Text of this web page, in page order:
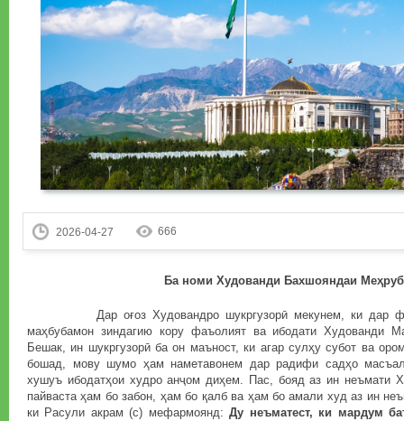
2026-04-27 666
Ба номи Худованди Бахшояндаи Меҳ
Дар оғоз Худовандро шукргузорӣ мекунем, ки дар
маҳбубамон зиндагию кору фаъолият ва ибодати Худованди
Бешак, ин шукргузорӣ ба он маъност, ки агар сулҳу субот ва
бошад, мову шумо ҳам наметавонем дар радифи садҳо
хушуъ ибодатҳои худро анҷом диҳем. Пас, бояд аз ин неъмати
пайваста ҳам бо забон, ҳам бо қалб ва ҳам бо амали худ аз ин
ки Расули акрам (с) мефармоянд:Ду неъматест, ки мардум